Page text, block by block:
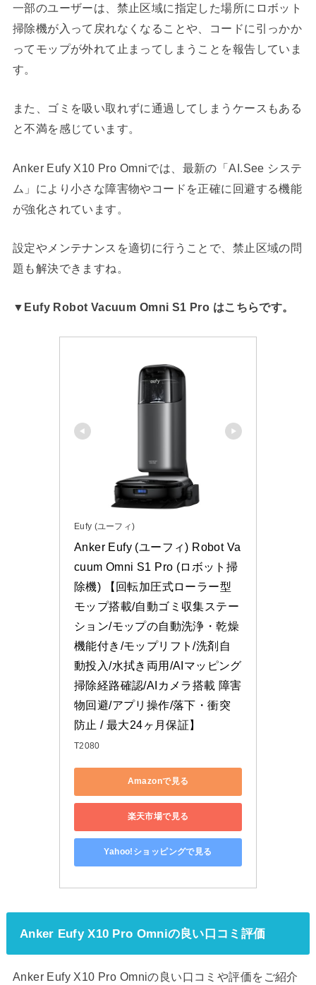
一部のユーザーは、禁止区域に指定した場所にロボット
掃除機が入って戻れなくなることや、コードに引っかか
ってモップが外れて止まってしまうことを報告していま
す。
また、ゴミを吸い取れずに通過してしまうケースもある
と不満を感じています。
Anker Eufy X10 Pro Omniでは、最新の「AI.See システ
ム」により小さな障害物やコードを正確に回避する機能
が強化されています。
設定やメンテナンスを適切に行うことで、禁止区域の問
題も解決できますね。
▼Eufy Robot Vacuum Omni S1 Pro はこちらです。
Eufy (ユーフィ)
Anker Eufy (ユーフィ) Robot Va
cuum Omni S1 Pro (ロボット掃
除機) 【回転加圧式ローラー型
モップ搭載/自動ゴミ収集ステー
ション/モップの自動洗浄・乾燥
機能付き/モップリフト/洗剤自
動投入/水拭き両用/AIマッピング
掃除経路確認/AIカメラ搭載 障害
物回避/アプリ操作/落下・衝突
防止 / 最大24ヶ月保証】
T2080
Amazonで見る
楽天市場で見る
Yahoo!ショッピングで見る
Anker Eufy X10 Pro Omniの良い口コミ評価
Anker Eufy X10 Pro Omniの良い口コミや評価をご紹介